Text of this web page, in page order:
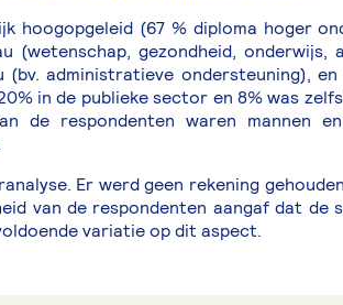
hoogopgeleid (67 % diploma hoger
(wetenschap, gezondheid, onderwijs,
(bv. administratieve ondersteuning),
in de publieke sector en 8% was
de respondenten waren mannen
Er werd geen rekening
van de respondenten aangaf dat de
variatie op dit aspect.